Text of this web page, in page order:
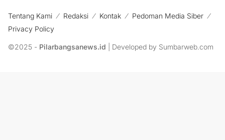
Tentang Kami Redaksi Kontak
Pedoman Media Siber
Privacy Policy
©2025 - Pilarbangsanews.id | Developed by Sumbarweb.com